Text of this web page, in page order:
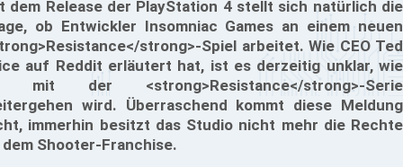
dem Release der PlayStation 4 stellt sich natürlich die
ob Entwickler Insomniac Games an einem neuen
strong>-Spiel arbeitet. Wie CEO Ted
auf Reddit erläutert hat, ist es derzeitig unklar, wie
mit der <strong>Resistance</strong>-Serie
wird. Überraschend kommt diese Meldung
immerhin besitzt das Studio nicht mehr die Rechte
dem Shooter-Franchise.